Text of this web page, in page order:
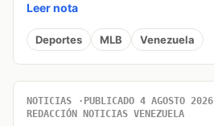
Leer nota
Deportes MLB Venezuela
NOTICIAS PUBLICADO 4 AGOSTO 2026
REDACCIÓN NOTICIAS VENEZUELA